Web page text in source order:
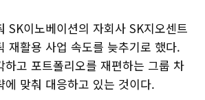
SK이노베이션의 자회사 SK지오센트
재활용 사업 속도를 늦추기로 했다.
하고 포트폴리오를 재편하는 그룹 차
에 맞춰 대응하고 있는 것이다.